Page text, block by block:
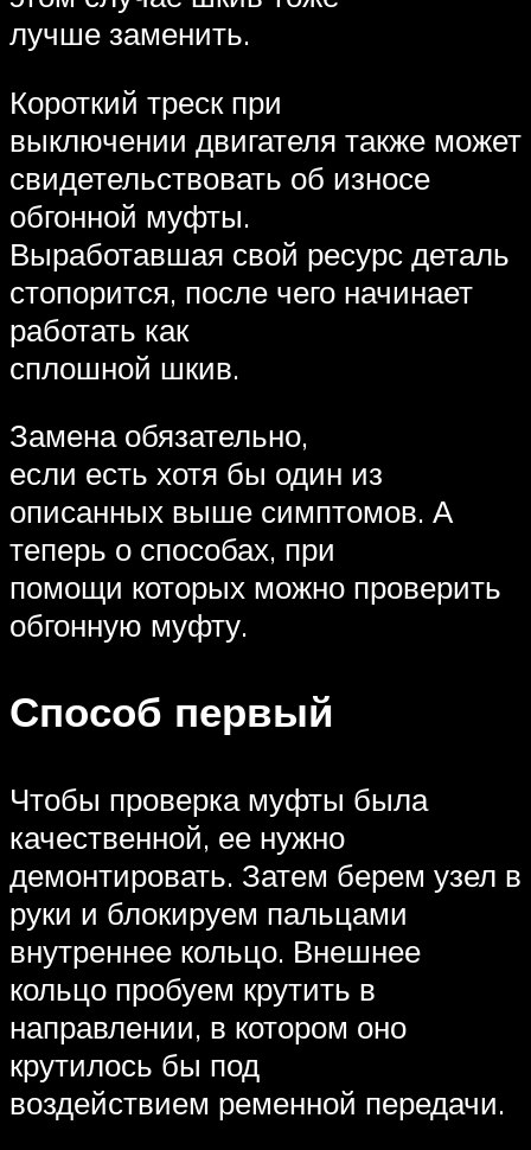
лучше заменить.
Короткий треск при
выключении двигателя также может
свидетельствовать об износе
обгонной муфты.
Выработавшая свой ресурс деталь
стопорится, после чего начинает
работать как
сплошной шкив.
Замена обязательно,
если есть хотя бы один из
описанных выше симптомов. А
теперь о способах, при
помощи которых можно проверить
обгонную муфту.
Способ первый
Чтобы проверка муфты была
качественной, ее нужно
демонтировать. Затем берем узел в
руки и блокируем пальцами
внутреннее кольцо. Внешнее
кольцо пробуем крутить в
направлении, в котором оно
крутилось бы под
воздействием ременной передачи.